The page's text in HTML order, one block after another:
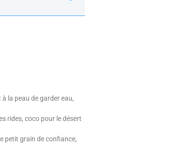
la peau de garder eau,
rides, coco pour le désert
petit grain de confiance,